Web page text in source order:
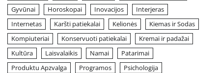
Gyvūnai
Horoskopai Inovacijos
Interjeras
Internetas
Karšti patiekalai Kelionės
Kiemas ir Sodas
Kompiuteriai
Konservuoti patiekalai
Kremai ir padažai
Kultūra
Laisvalaikis Namai
Patarimai
Produktu Apzvalga
Programos
Psichologija